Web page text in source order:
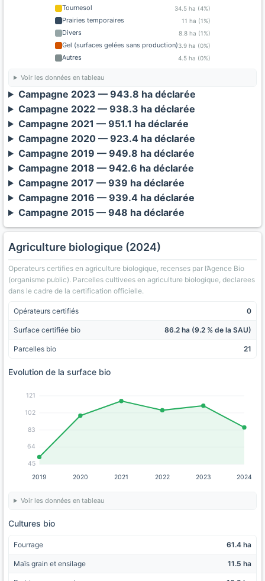
Tournesol 34.5 ha (4%)
Prairies temporaires 11 ha (1%)
Divers 8.8 ha (1%)
Gel (surfaces gelées sans production)3.9 ha (0%)
Autres 4.5 ha (0%)
Voir les données en tableau
Campagne 2023 — 943.8 ha déclarée
Campagne 2022 — 938.3 ha déclarée
Campagne 2021 — 951.1 ha déclarée
Campagne 2020 — 923.4 ha déclarée
Campagne 2019 — 949.8 ha déclarée
Campagne 2018 — 942.6 ha déclarée
Campagne 2017 — 939 ha déclarée
Campagne 2016 — 939.4 ha déclarée
Campagne 2015 — 948 ha déclarée
Agriculture biologique (2024)
Operateurs certifies en agriculture biologique, recenses par l’Agence Bio
(organisme public). Parcelles cultivees en agriculture biologique, declarees
dans le cadre de la certification officielle.
Opérateurs certifiés 0
Surface certifiée bio 86.2 ha (9.2 % de la SAU)
Parcelles bio 21
Evolution de la surface bio
45
64
83
102
121
2019 2020 2021 2022 2023 2024
Voir les données en tableau
Cultures bio
Fourrage 61.4 ha
Maïs grain et ensilage 11.5 ha